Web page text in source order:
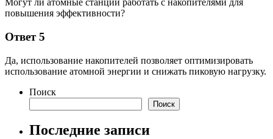
Могут ли атомные станции работать с накопителями для
повышения эффективности?
Ответ 5
Да, использование накопителей позволяет оптимизировать
использование атомной энергии и снижать пиковую нагрузку.
Поиск
Поиск
Последние записи